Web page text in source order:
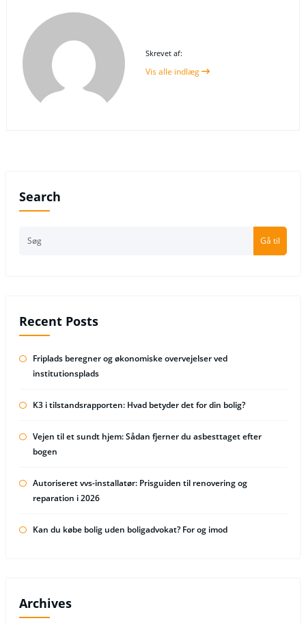
Skrevet af:
Vis alle indlæg
Search
Gå til
Recent Posts
Friplads beregner og økonomiske overvejelser ved
institutionsplads
K3 i tilstandsrapporten: Hvad betyder det for din bolig?
Vejen til et sundt hjem: Sådan fjerner du asbesttaget efter
bogen
Autoriseret vvs-installatør: Prisguiden til renovering og
reparation i 2026
Kan du købe bolig uden boligadvokat? For og imod
Archives